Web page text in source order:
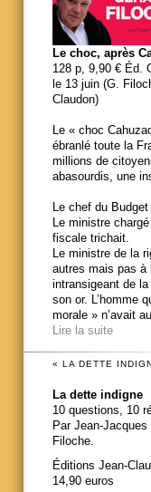
Le choc, après
128 p, 9,90 € Éd.
le 13 juin (G.
Claudon)
Le « choc
ébranlé toute la
millions de
abasourdis, une
Le chef du
Le ministre
fiscale trichait.
Le ministre de la
autres mais pas à
intransigeant de la
son or. L’homme
morale » n’avait
Lire la suite
« LA DETTE
La dette indigne
10 questions, 10
Par Jean-
Filoche.
Éditions Jean-
14,90 euros